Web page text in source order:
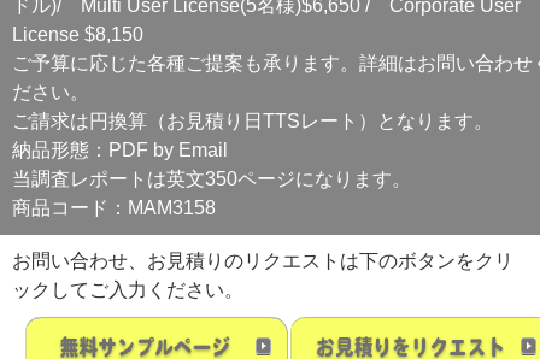
ドル)/ Multi User License(5名様)$6,650 / Corporate User
License $8,150
ご予算に応じた各種ご提案も承ります。詳細はお問い合わせ
ださい。
ご請求は円換算（お見積り日TTSレート）となります。
納品形態：PDF by Email
当調査レポートは英文350ページになります。
商品コード：MAM3158
お問い合わせ、お見積りのリクエストは下のボタンをクリ
ックしてご入力ください。